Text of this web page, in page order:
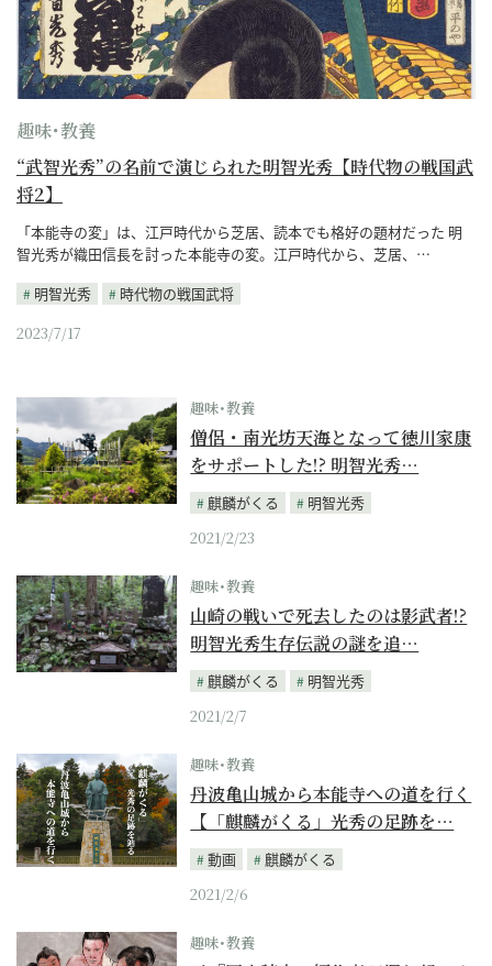
趣味･教養
“武智光秀”の名前で演じられた明智光秀【時代物の戦国武
将2】
「本能寺の変」は、江戸時代から芝居、読本でも格好の題材だった 明
智光秀が織田信長を討った本能寺の変。江戸時代から、芝居、…
明智光秀
時代物の戦国武将
2023/7/17
趣味･教養
僧侶・南光坊天海となって徳川家康
をサポートした!? 明智光秀…
麒麟がくる
明智光秀
2021/2/23
趣味･教養
山崎の戦いで死去したのは影武者!?
明智光秀生存伝説の謎を追…
麒麟がくる
明智光秀
2021/2/7
趣味･教養
丹波亀山城から本能寺への道を行く
【「麒麟がくる」光秀の足跡を…
動画
麒麟がくる
2021/2/6
趣味･教養